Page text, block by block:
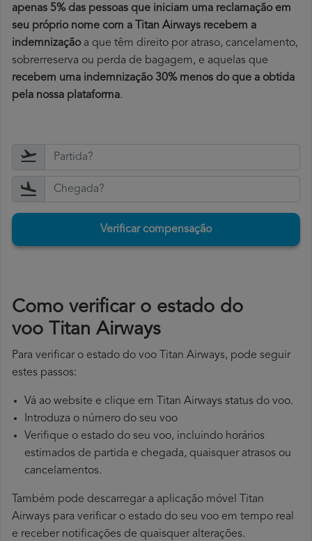
apenas 5% das pessoas que iniciam uma reclamação em
seu próprio nome com a Titan Airways recebem a
indemnizaçãoa que têm direito por atraso, cancelamento,
sobrerreserva ou perda de bagagem, e aquelas que
recebem uma indemnização 30% menos do que a obtida
pela nossa plataforma.
Verificar compensação
​Como verificar o estado do
voo Titan Airways
Para verificar o estado do voo Titan Airways, pode seguir
estes passos:
Vá ao website e clique em Titan Airways status do voo.
Introduza o número do seu voo
Verifique o estado do seu voo, incluindo horários
estimados de partida e chegada, quaisquer atrasos ou
cancelamentos.
Também pode descarregar a aplicação móvel Titan
Airways para verificar o estado do seu voo em tempo real
e receber notificações de quaisquer alterações.